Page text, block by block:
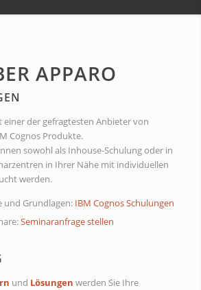
APPARO
einer der gefragtesten Anbieter von
Cognos Produkte.
sowohl als Inhouse-Schulung oder in
in Ihrer Nähe mit individuellen
werden.
und Grundlagen: IBM Cognos Schulungen
Seminaranfrage stellen
und Lösungen werden Sie Ihre